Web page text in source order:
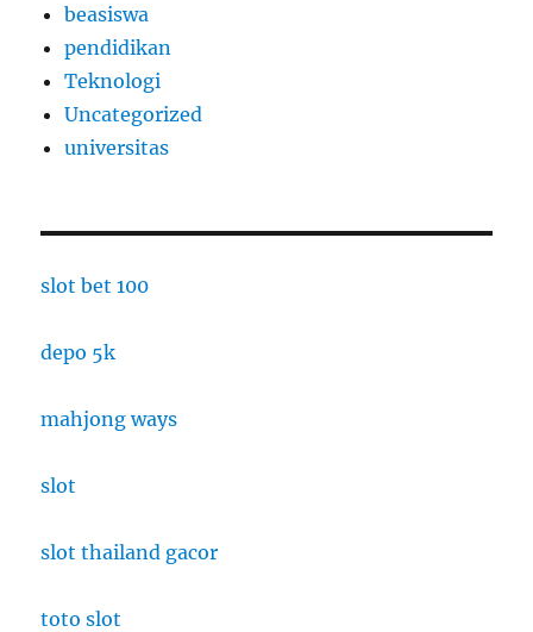
beasiswa
pendidikan
Teknologi
Uncategorized
universitas
slot bet 100
depo 5k
mahjong ways
slot
slot thailand gacor
toto slot